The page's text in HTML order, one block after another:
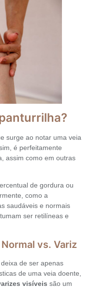
surge ao notar uma veia
é perfeitamente
assim como em outras
de gordura ou
como a
saudáveis e normais
ser retilíneas e
vs. Variz
de ser apenas
de uma veia doente,
visíveis são um